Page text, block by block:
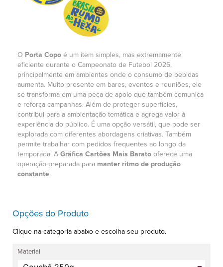
O Porta Copo é um item simples, mas extremamente
eficiente durante o Campeonato de Futebol 2026,
principalmente em ambientes onde o consumo de bebidas
aumenta. Muito presente em bares, eventos e reuniões, ele
se transforma em uma peça de apoio que também comunica
e reforça campanhas. Além de proteger superfícies,
contribui para a ambientação temática e agrega valor à
experiência do público. É uma opção versátil, que pode ser
explorada com diferentes abordagens criativas. Também
permite trabalhar com pedidos frequentes ao longo da
temporada. A Gráfica Cartões Mais Barato oferece uma
operação preparada para manter ritmo de produção
constante.
Opções do Produto
Clique na categoria abaixo e escolha seu produto.
Material